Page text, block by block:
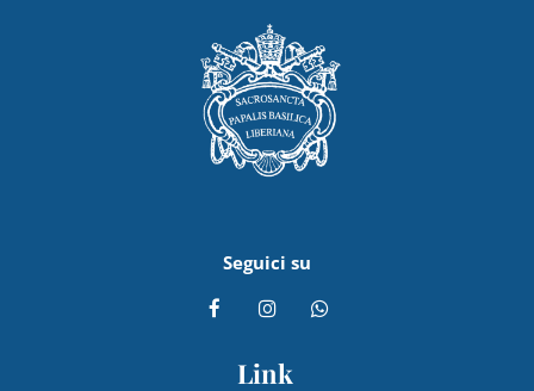
Seguici su
Link